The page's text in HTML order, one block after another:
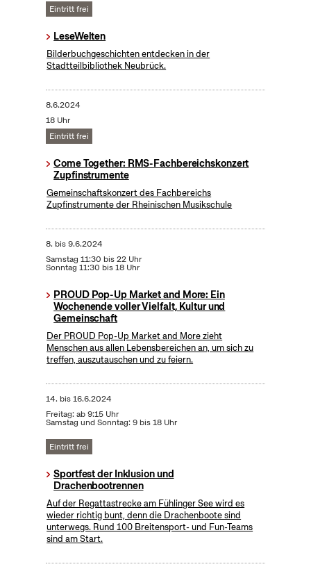
Eintritt frei
LeseWelten
Bilderbuchgeschichten entdecken in der
Stadtteilbibliothek Neubrück.
8.6.2024
18 Uhr
Eintritt frei
Come Together: RMS-Fachbereichskonzert
Zupfinstrumente
Gemeinschaftskonzert des Fachbereichs
Zupfinstrumente der Rheinischen Musikschule
8. bis9.6.2024
Samstag 11:30 bis 22 Uhr
Sonntag 11:30 bis 18 Uhr
PROUD Pop-Up Market and More: Ein
Wochenende voller Vielfalt, Kultur und
Gemeinschaft
Der PROUD Pop-Up Market and More zieht
Menschen aus allen Lebensbereichen an, um sich zu
treffen, auszutauschen und zu feiern.
14. bis16.6.2024
Freitag: ab 9:15 Uhr
Samstag und Sonntag: 9 bis 18 Uhr
Eintritt frei
Sportfest der Inklusion und
Drachenbootrennen
Auf der Regattastrecke am Fühlinger See wird es
wieder richtig bunt, denn die Drachenboote sind
unterwegs. Rund 100 Breitensport- und Fun-Teams
sind am Start.